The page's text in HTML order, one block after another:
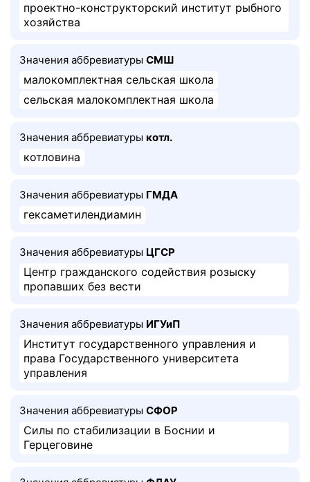
проектно-конструкторский институт рыбного
хозяйства
Значения аббревиатуры СМШ
малокомплектная сельская школа
сельская малокомплектная школа
Значения аббревиатуры котл.
котловина
Значения аббревиатуры ГМДА
гексаметилендиамин
Значения аббревиатуры ЦГСР
Центр гражданского содействия розыску
пропавших без вести
Значения аббревиатуры ИГУиП
Институт государственного управления и
права Государственного университета
управления
Значения аббревиатуры СФОР
Силы по стабилизации в Боснии и
Герцеговине